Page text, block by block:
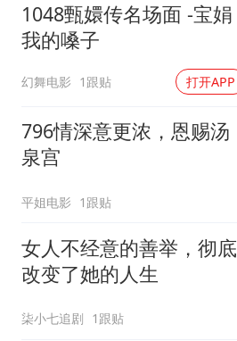
1048甄嬛传名场面 -宝娟
我的嗓子
幻舞电影 1跟贴 打开APP
796情深意更浓，恩赐汤
泉宫
平姐电影 1跟贴
女人不经意的善举，彻底
改变了她的人生
柒小七追剧 1跟贴